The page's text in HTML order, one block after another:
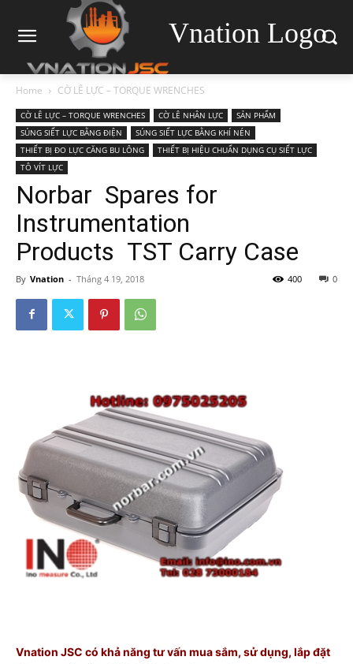
Vnation Logo
Home CỜ LÊ LỰC – TORQUE WRENCHES
CỜ LÊ LỰC – TORQUE WRENCHES CỜ LÊ NHÂN LỰC
SẢN PHẨM
SÚNG SIẾT LỰC BẰNG ĐIỆN
SÚNG SIẾT LỰC BẰNG KHÍ NÉN
THIẾT BỊ ĐO LỰC CĂNG BU LÔNG
THIẾT BỊ HIỆU CHUẨN DỤNG CỤ SIẾT LỰC
TÔ VÍT LỰC
Norbar Spares for
Instrumentation
Products TST Carry Case
By Vnation - Tháng 4 19, 2018 0
400
Vnation JSC có khả năng tư vấn mua sắm, sử dụng, lắp đặt